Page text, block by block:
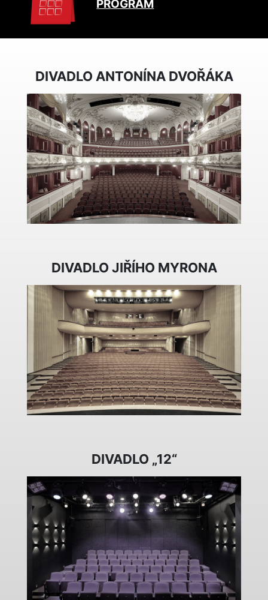
PROGRAM
DIVADLO ANTONÍNA DVOŘÁKA
DIVADLO JIŘÍHO MYRONA
DIVADLO „12“